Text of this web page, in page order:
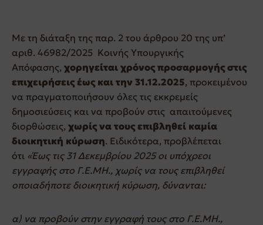
Με τη διάταξη της παρ. 2 του άρθρου 20 της υπ’
αριθ. 46982/2025 Κοινής Υπουργικής
Απόφασης, χορηγείται χρόνος προσαρμογής στις
επιχειρήσεις έως και την 31.12.2025, προκειμένου
να πραγματοποιήσουν όλες τις εκκρεμείς
δημοσιεύσεις και να προβούν στις απαιτούμενες
διορθώσεις, χωρίς να τους επιβληθεί καμία
διοικητική κύρωση. Ειδικότερα, προβλέπεται
ότι «Έως τις 31 Δεκεμβρίου 2025 οι υπόχρεοι
εγγραφής στο Γ.Ε.ΜΗ., χωρίς να τους επιβληθεί
οποιαδήποτε διοικητική κύρωση, δύνανται:
α) να προβούν στην εγγραφή τους στο Γ.Ε.ΜΗ.,